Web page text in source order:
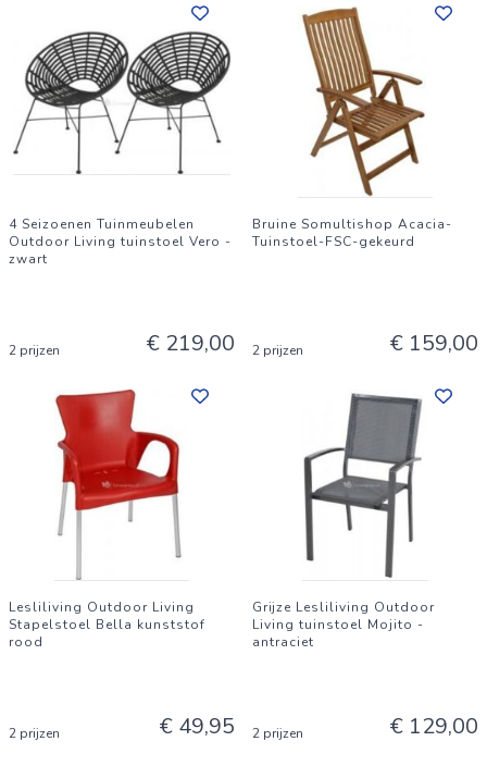
4 Seizoenen Tuinmeubelen
Outdoor Living tuinstoel Vero -
zwart
2 prijzen € 219,00
Bruine Somultishop Acacia-
Tuinstoel-FSC-gekeurd
2 prijzen € 159,00
Lesliliving Outdoor Living
Stapelstoel Bella kunststof
rood
2 prijzen € 49,95
Grijze Lesliliving Outdoor
Living tuinstoel Mojito -
antraciet
2 prijzen € 129,00